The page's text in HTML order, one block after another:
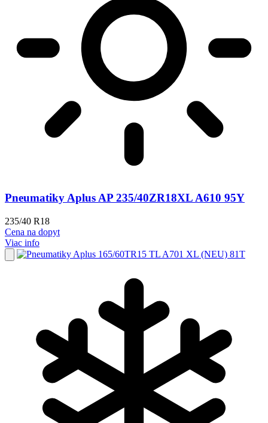
Pneumatiky Aplus AP 235/40ZR18XL A610 95Y
235/40 R18
Cena na dopyt
Viac info
Pridať
do